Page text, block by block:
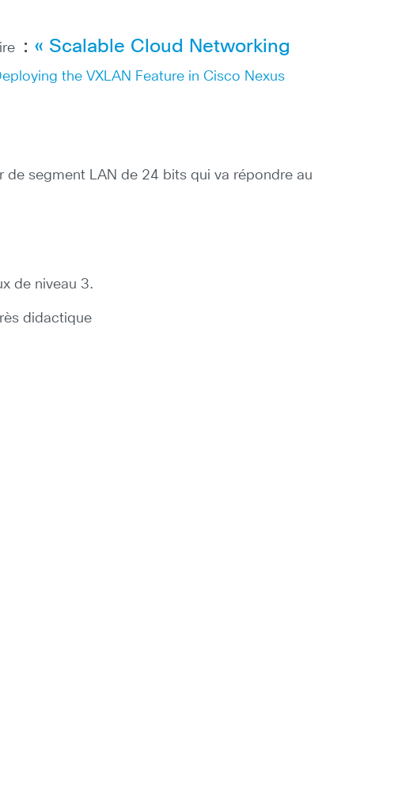
: « Scalable Cloud Networking
the VXLAN Feature in Cisco Nexus
de segment LAN de 24 bits qui va répondre au
de niveau 3.
didactique